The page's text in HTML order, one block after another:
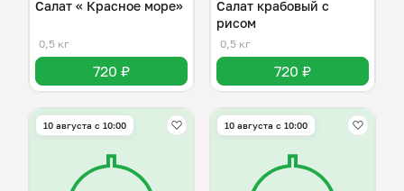
Салат « Красное море»
0,5 кг
720 ₽
Салат крабовый с
рисом
0,5 кг
720 ₽
10 августа с 10:00 10 августа с 10:00